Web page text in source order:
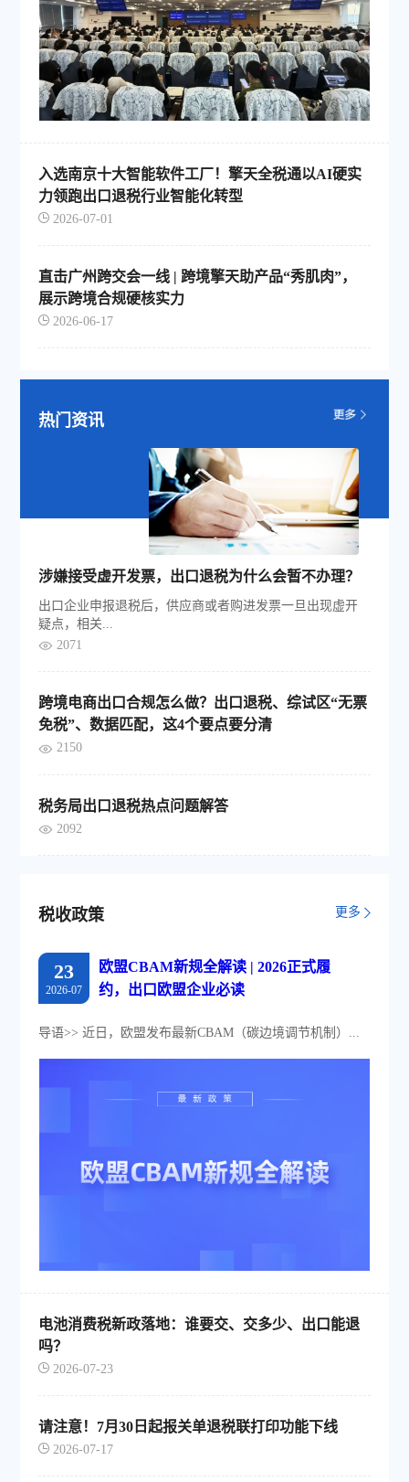
入选南京十大智能软件工厂！擎天全税通以AI硬实
力领跑出口退税行业智能化转型
2026-07-01
直击广州跨交会一线 | 跨境擎天助产品“秀肌肉”，
展示跨境合规硬核实力
2026-06-17
热门资讯
涉嫌接受虚开发票，出口退税为什么会暂不办理？
出口企业申报退税后，供应商或者购进发票一旦出现虚开
疑点，相关...
2071
跨境电商出口合规怎么做？出口退税、综试区“无票
免税”、数据匹配，这4个要点要分清
2150
税务局出口退税热点问题解答
2092
税收政策 更多
23
2026-07
欧盟CBAM新规全解读 | 2026正式履
约，出口欧盟企业必读
导语>> 近日，欧盟发布最新CBAM（碳边境调节机制）...
电池消费税新政落地：谁要交、交多少、出口能退
吗？
2026-07-23
请注意！7月30日起报关单退税联打印功能下线
2026-07-17